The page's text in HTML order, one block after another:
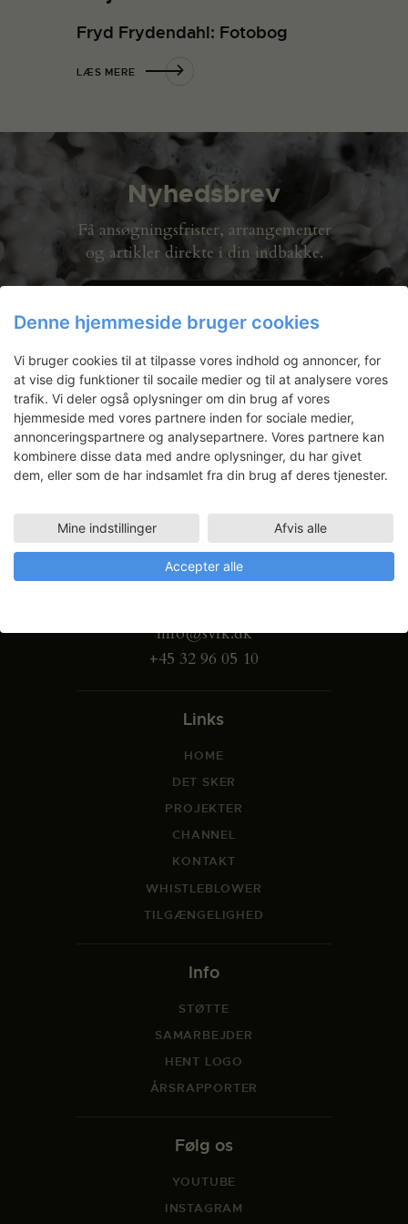
Fryd Frydendahl: Fotobog
LÆS MERE
Nyhedsbrev
Få ansøgningsfrister, arrangementer
og artikler direkte i din indbakke.
Gammel Dok Pakhus
Strandgade 27 B
info@svfk.dk
+45 32 96 05 10
Links
HOME
DET SKER
PROJEKTER
CHANNEL
KONTAKT
WHISTLEBLOWER
TILGÆNGELIGHED
Info
STØTTE
SAMARBEJDER
HENT LOGO
ÅRSRAPPORTER
Følg os
YOUTUBE
INSTAGRAM
Denne hjemmeside bruger cookies
Vi bruger cookies til at tilpasse vores indhold og annoncer, for
at vise dig funktioner til socaile medier og til at analysere vores
trafik. Vi deler også oplysninger om din brug af vores
hjemmeside med vores partnere inden for sociale medier,
annonceringspartnere og analysepartnere. Vores partnere kan
kombinere disse data med andre oplysninger, du har givet
dem, eller som de har indsamlet fra din brug af deres tjenester.
Mine indstillinger Afvis alle
Accepter alle